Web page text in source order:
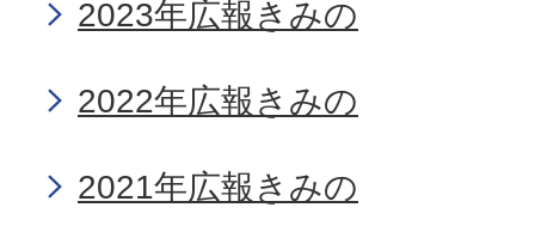
2023年広報きみの
2022年広報きみの
2021年広報きみの